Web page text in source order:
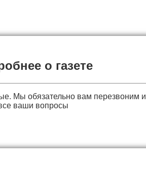
о газете
Мы обязательно вам перезвоним и
ваши вопросы